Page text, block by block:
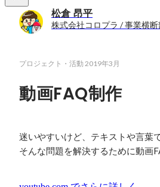
松倉 昂平
株式会社コロプラ / 事業横断
プロジェクト・活動 2019年3月
動画FAQ制作
迷いやすいけど、テキストや言葉
そんな問題を解決するために動画